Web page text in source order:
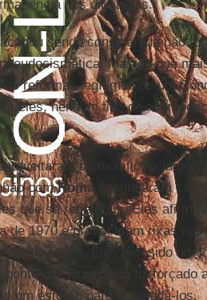
dos direitistas.
sendo considerada não
Mas do que
reformas legítimas de um
eles, nenhum tipo de
da munificência do
comRoma continuaram
que se rebelaram. Eles
de 1970 e provocaram rixas
aonde foram. Eles têm sido um
ponto que
foi forçado
um esforço para acomodá-los.